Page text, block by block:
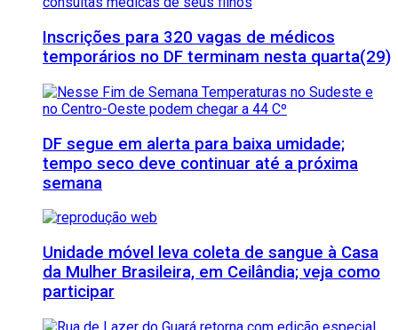
Inscrições para 320 vagas de médicos
temporários no DF terminam nesta quarta(29)
DF segue em alerta para baixa umidade;
tempo seco deve continuar até a próxima
semana
Unidade móvel leva coleta de sangue à Casa
da Mulher Brasileira, em Ceilândia; veja como
participar